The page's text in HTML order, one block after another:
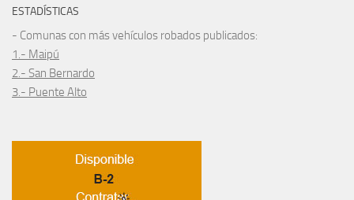
ESTADÍSTICAS
- Comunas con más vehículos robados publicados:
1.- Maipú
2.- San Bernardo
3.- Puente Alto